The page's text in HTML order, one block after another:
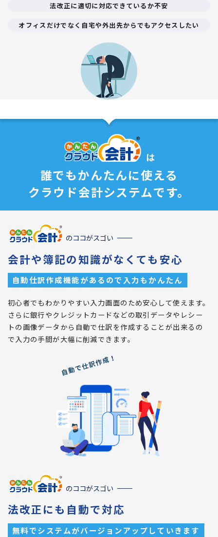
法改正に適切に対応できているか不安
オフィスだけでなく自宅や外出先からでもアクセスしたい
は
誰でもかんたんに使える
クラウド会計システムです。
のココがスゴい
会計や簿記の知識がなくても安心
自動仕訳作成機能があるので入力もかんたん
初心者でもわかりやすい入力画面のため安心して使えます。
さらに銀行やクレジットカードなどの取引データやレシー
トの画像データから自動で仕訳を作成することが出来るの
で入力の手間が大幅に削減できます。
のココがスゴい
法改正にも自動で対応
無料でシステムがバージョンアップしていきます